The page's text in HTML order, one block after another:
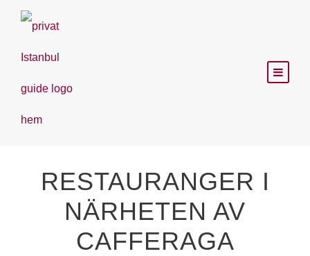
RESTAURANGER I
NÄRHETEN AV
CAFFERAGA